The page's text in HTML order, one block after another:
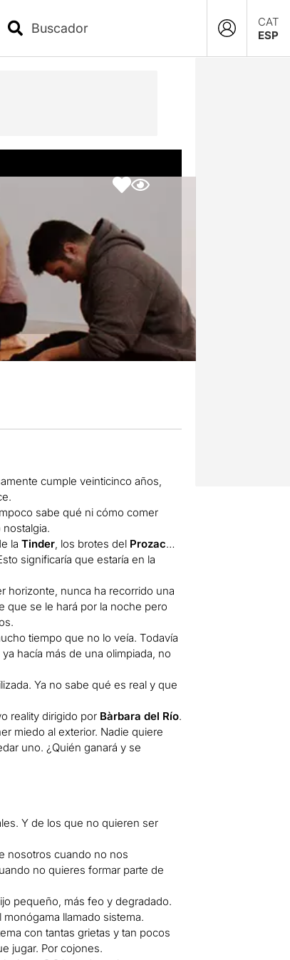
CAT
ESP
cumple veinticinco años,
sabe qué ni cómo comer
la Tinder, los brotes del Prozac…
significaría que estaría en la
horizonte, nunca ha recorrido una
que se le hará por la noche pero
tiempo que no lo veía. Todavía
hacía más de una olimpiada, no
Ya no sabe qué es real y que
reality dirigido por Bàrbara del Río.
miedo al exterior. Nadie quiere
uno. ¿Quién ganará y se
Y de los que no quieren ser
nosotros cuando no nos
no quieres formar parte de
pequeño, más feo y degradado.
llamado sistema.
con tantas grietas y tan pocos
jugar. Por cojones.